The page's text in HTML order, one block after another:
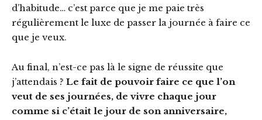
d’habitude… c’est parce que je me paie très
régulièrement le luxe de passer la journée à faire ce
que je veux.
Au final, n’est-ce pas là le signe de réussite que
j’attendais ? Le fait de pouvoir faire ce que l’on
veut de ses journées, de vivre chaque jour
comme si c’était le jour de son anniversaire,